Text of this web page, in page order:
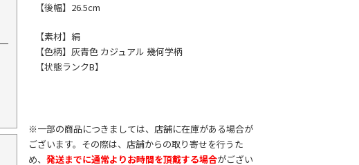
【後幅】26.5cm
【素材】絹
【色柄】灰青色 カジュアル 幾何学柄
【状態ランクB】
※一部の商品につきましては、店舗に在庫がある場合が
ございます。その際は、店舗からの取り寄せを行うた
め、 発送までに通常よりお時間を頂戴する場合がござい